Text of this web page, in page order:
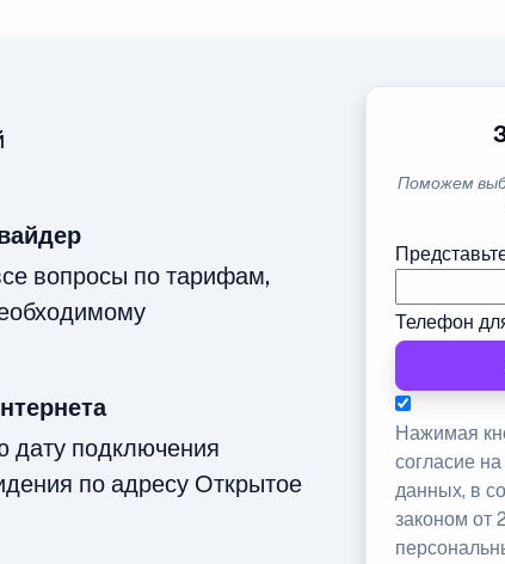
вопросы по тарифам,
дату подключения
по адресу Открытое
Поможем
Телефон
Нажимая
согласие
данных, в
законом от